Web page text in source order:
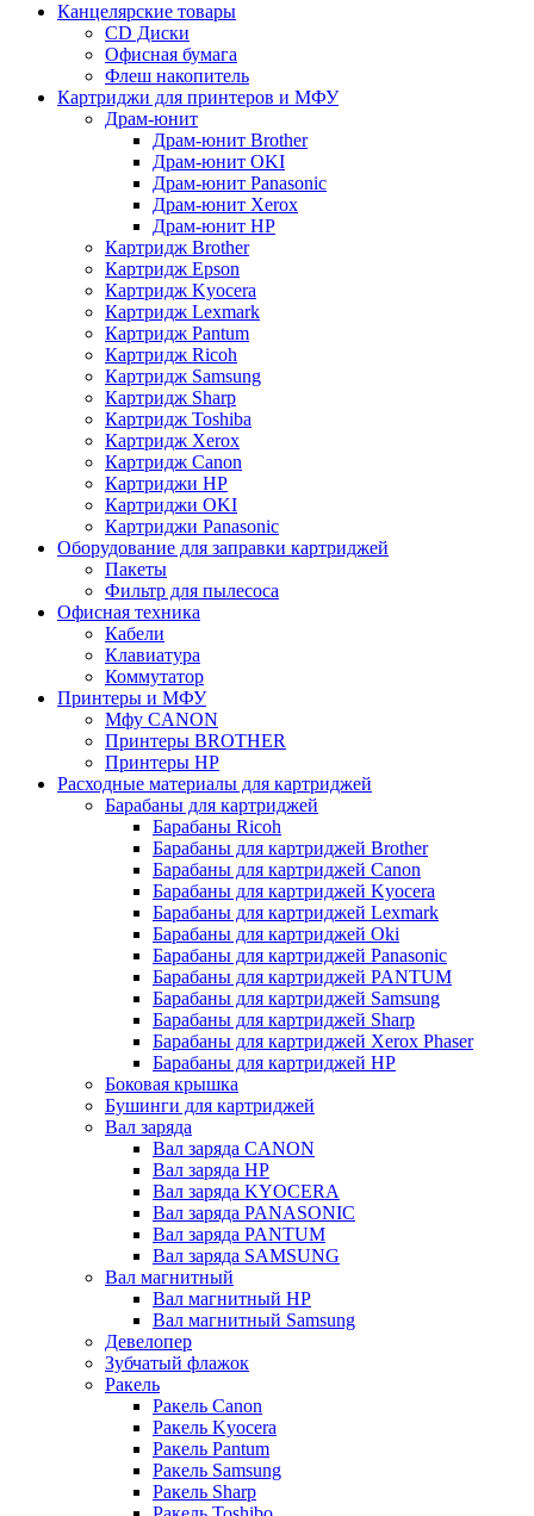
Канцелярские товары
CD Диски
Офисная бумага
Флеш накопитель
Картриджи для принтеров и МФУ
Драм-юнит
Драм-юнит Brother
Драм-юнит OKI
Драм-юнит Panasonic
Драм-юнит Xerox
Драм-юнит НР
Картридж Brother
Картридж Epson
Картридж Kyocera
Картридж Lexmark
Картридж Pantum
Картридж Ricoh
Картридж Samsung
Картридж Sharp
Картридж Toshiba
Картридж Xerox
Картридж Сanon
Картриджи HP
Картриджи OKI
Картриджи Panasonic
Оборудование для заправки картриджей
Пакеты
Фильтр для пылесоса
Офисная техника
Кабели
Клавиатура
Коммутатор
Принтеры и МФУ
Мфу CANON
Принтеры BROTHER
Принтеры HP
Расходные материалы для картриджей
Барабаны для картриджей
Барабаны Ricoh
Барабаны для картриджей Brother
Барабаны для картриджей Canon
Барабаны для картриджей Kyocera
Барабаны для картриджей Lexmark
Барабаны для картриджей Oki
Барабаны для картриджей Panasonic
Барабаны для картриджей PANTUM
Барабаны для картриджей Samsung
Барабаны для картриджей Sharp
Барабаны для картриджей Xerox Phaser
Барабаны для картриджей НР
Боковая крышка
Бушинги для картриджей
Вал заряда
Вал заряда CANON
Вал заряда HP
Вал заряда KYOCERA
Вал заряда PANASONIC
Вал заряда PANTUM
Вал заряда SAMSUNG
Вал магнитный
Вал магнитный HP
Вал магнитный Samsung
Девелопер
Зубчатый флажок
Ракель
Ракель Canon
Ракель Kyocera
Ракель Pantum
Ракель Samsung
Ракель Sharp